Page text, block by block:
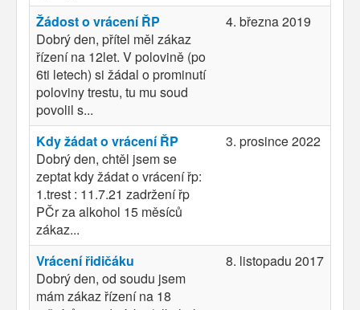
Žádost o vrácení ŘP
Dobrý den, přítel měl zákaz
řízení na 12let. V polovině (po
6ti letech) si žádal o prominutí
poloviny trestu, tu mu soud
povolil s...
4. března 2019
Kdy žádat o vrácení ŘP
Dobrý den, chtěl jsem se
zeptat kdy žádat o vrácení řp:
1.trest : 11.7.21 zadržení řp
PČr za alkohol 15 měsíců
zákaz...
3. prosince 2022
Vrácení řidičáku
Dobrý den, od soudu jsem
mám zákaz řízení na 18
8. listopadu 2017